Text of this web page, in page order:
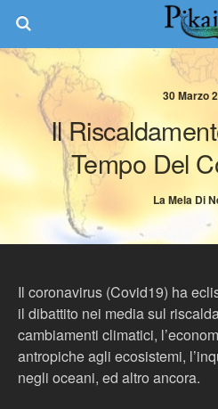
30 Marzo
Il
Tempo Del
La Mela Di
Il coronavirus (Covid19) ha
il dibattito nei media sul
cambiamenti climatici,
antropiche agli ecosistemi,
negli oceani, ed altro ancora.